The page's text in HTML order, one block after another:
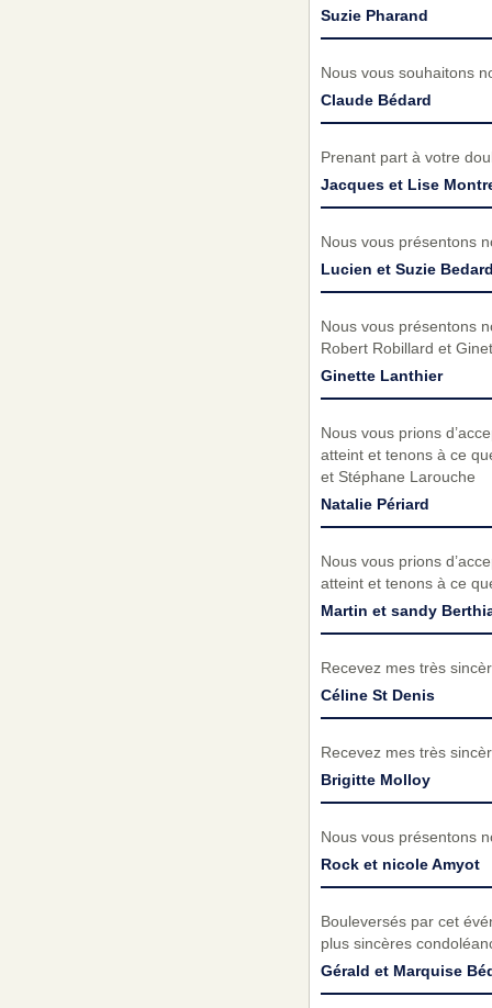
Suzie Pharand
Nous vous souhaitons
Claude Bédard
Prenant part à votre
Jacques et Lise
Nous vous présentons
Lucien et Suzie
Nous vous présentons
Robert Robillard et
Ginette Lanthier
Nous vous prions
atteint et tenons à ce
et Stéphane Larouche
Natalie Périard
Nous vous prions
atteint et tenons à ce
Martin et sandy
Recevez mes très
Céline St Denis
Recevez mes très
Brigitte Molloy
Nous vous présentons
Rock et nicole Amyot
Bouleversés par cet
plus sincères
Gérald et Marquise